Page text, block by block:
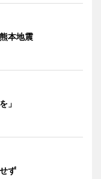
本地震
」
ず